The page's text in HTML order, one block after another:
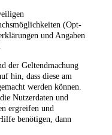
(Opt-
und Angaben
der Geltendmachung
hin, dass diese am
werden können.
Nutzerdaten und
ergreifen und
benötigen, dann